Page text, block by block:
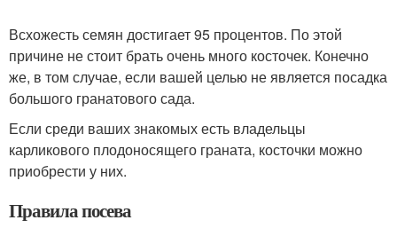
Всхожесть семян достигает 95 процентов. По этой
причине не стоит брать очень много косточек. Конечно
же, в том случае, если вашей целью не является посадка
большого гранатового сада.
Если среди ваших знакомых есть владельцы
карликового плодоносящего граната, косточки можно
приобрести у них.
Правила посева